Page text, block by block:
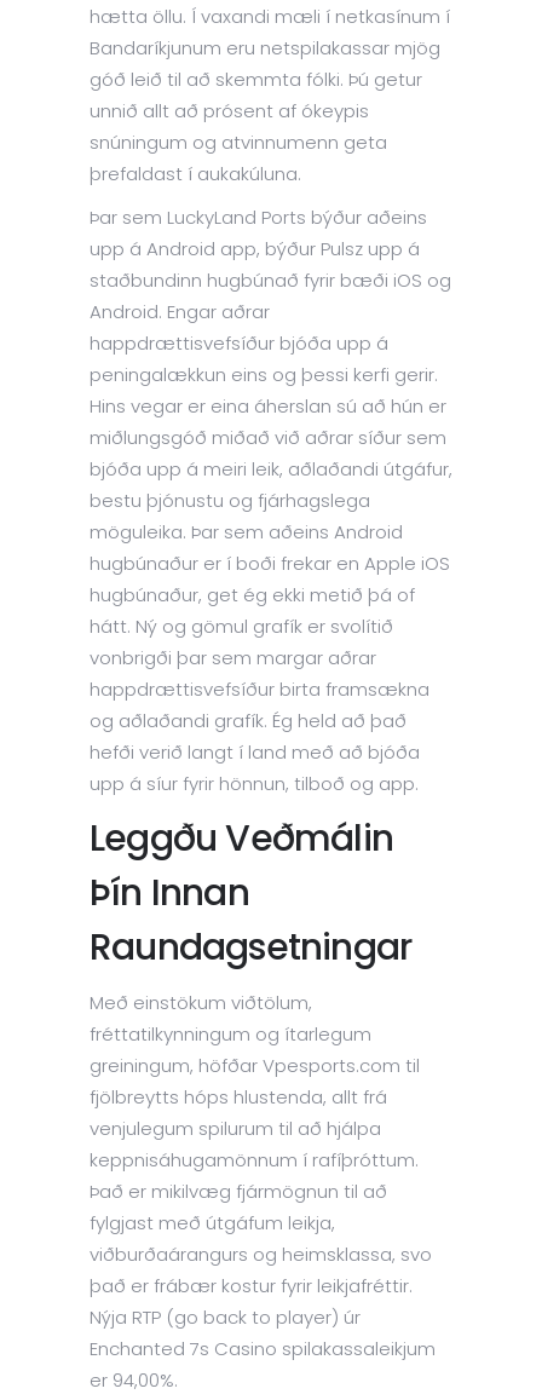
hætta öllu. Í vaxandi mæli í netkasínum í
Bandaríkjunum eru netspilakassar mjög
góð leið til að skemmta fólki. Þú getur
unnið allt að prósent af ókeypis
snúningum og atvinnumenn geta
þrefaldast í aukakúluna.
Þar sem LuckyLand Ports býður aðeins
upp á Android app, býður Pulsz upp á
staðbundinn hugbúnað fyrir bæði iOS og
Android. Engar aðrar
happdrættisvefsíður bjóða upp á
peningalækkun eins og þessi kerfi gerir.
Hins vegar er eina áherslan sú að hún er
miðlungsgóð miðað við aðrar síður sem
bjóða upp á meiri leik, aðlaðandi útgáfur,
bestu þjónustu og fjárhagslega
möguleika. Þar sem aðeins Android
hugbúnaður er í boði frekar en Apple iOS
hugbúnaður, get ég ekki metið þá of
hátt. Ný og gömul grafík er svolítið
vonbrigði þar sem margar aðrar
happdrættisvefsíður birta framsækna
og aðlaðandi grafík. Ég held að það
hefði verið langt í land með að bjóða
upp á síur fyrir hönnun, tilboð og app.
Leggðu Veðmálin
Þín Innan
Raundagsetningar
Með einstökum viðtölum,
fréttatilkynningum og ítarlegum
greiningum, höfðar Vpesports.com til
fjölbreytts hóps hlustenda, allt frá
venjulegum spilurum til að hjálpa
keppnisáhugamönnum í rafíþróttum.
Það er mikilvæg fjármögnun til að
fylgjast með útgáfum leikja,
viðburðaárangurs og heimsklassa, svo
það er frábær kostur fyrir leikjafréttir.
Nýja RTP (go back to player) úr
Enchanted 7s Casino spilakassaleikjum
er 94,00%.